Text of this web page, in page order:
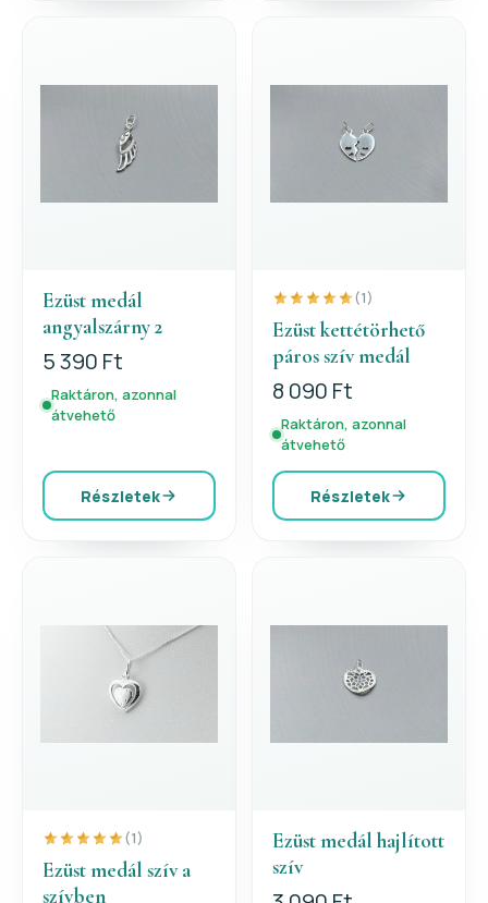
Ezüst medál
angyalszárny 2
5 390 Ft
Raktáron, azonnal
átvehető
Részletek
(1)
Ezüst kettétörhető
páros szív medál
8 090 Ft
Raktáron, azonnal
átvehető
Részletek
(1)
Ezüst medál szív a
szívben
Ezüst medál hajlított
szív